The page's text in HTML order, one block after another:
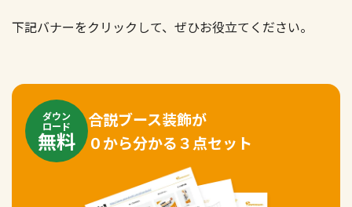
下記バナーをクリックして、ぜひお役立てください。
ダウン
ロード
無料
合説ブース装飾が
０から分かる３点セット